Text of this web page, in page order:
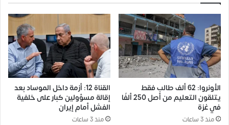
الأونروا: 62 ألف طالب فقط
يتلقون التعليم من أصل 250 ألفًا
في غزة
منذ 3 ساعات
القناة 12: أزمة داخل الموساد بعد
إقالة مسؤولين كبار على خلفية
الفشل أمام إيران
منذ 3 ساعات